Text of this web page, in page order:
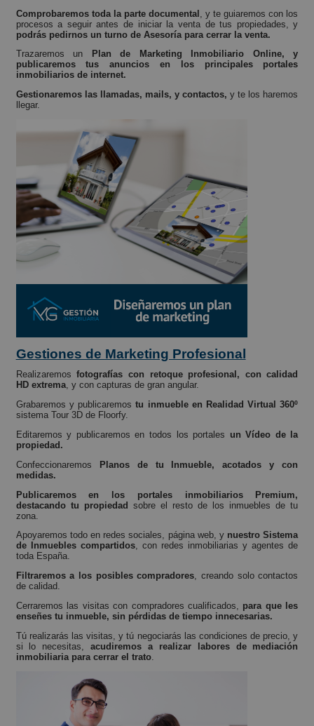
Comprobaremos toda la parte documental , y te guiaremos con los
procesos a seguir antes de iniciar la venta de tus propiedades, y
podrás pedirnos un turno de Asesoría para cerrar la venta.
Trazaremos un
Plan de Marketing Inmobiliario Online, y
publicaremos tus anuncios en los principales portales
inmobiliarios de internet.
Gestionaremos las llamadas, mails, y contactos, y te los haremos
llegar.
Gestiones de Marketing Profesional
Realizaremosfotografías con retoque profesional, con calidad
HD extrema, y con capturas de gran angular.
Grabaremos y publicaremostu inmueble en Realidad Virtual 360º
sistema Tour 3D de Floorfy.
Editaremos y publicaremos en todos los portales un Vídeo de la
propiedad.
Confeccionaremos
Planos de tu Inmueble, acotados y con
medidas.
Publicaremos en los portales inmobiliarios Premium,
destacando tu propiedad sobre el resto de los inmuebles de tu
zona.
Apoyaremos todo en redes sociales, página web, y nuestro Sistema
de Inmuebles compartidos, con redes inmobiliarias y agentes de
toda España.
Filtraremos a los posibles compradores, creando solo contactos
de calidad.
Cerraremos las visitas con compradores cualificados, para que les
enseñes tu inmueble, sin pérdidas de tiempo innecesarias.
Tú realizarás las visitas, y tú negociarás las condiciones de precio, y
si lo necesitas,acudiremos a realizar labores de mediación
inmobiliaria para cerrar el trato.